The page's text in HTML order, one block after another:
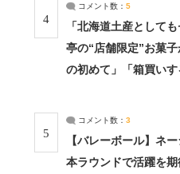
4
コメント数： 5
「北海道土産として
亭の“店舗限定”お菓
の初めて」「箱買いす
5
コメント数： 3
【バレーボール】ネ
本ラウンドで活躍を